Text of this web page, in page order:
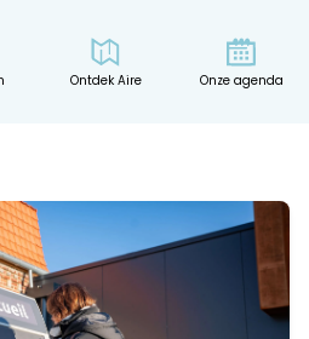
Ontdek Aire Onze agenda